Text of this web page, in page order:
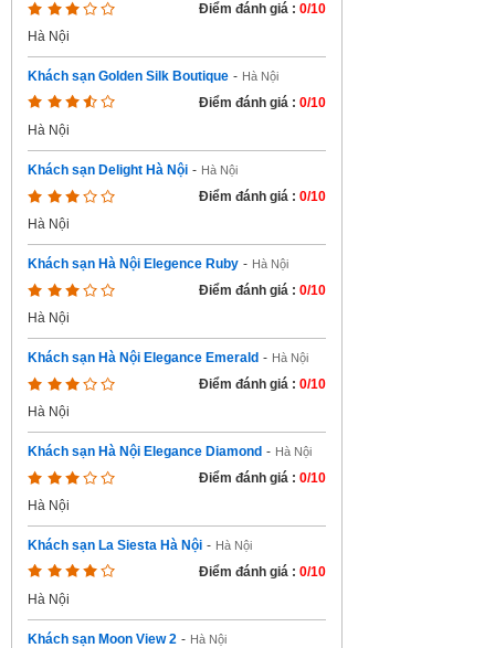
Điểm đánh giá : 0/10
Hà Nội
Khách sạn Golden Silk Boutique - Hà Nội
Điểm đánh giá : 0/10
Hà Nội
Khách sạn Delight Hà Nội - Hà Nội
Điểm đánh giá : 0/10
Hà Nội
Khách sạn Hà Nội Elegence Ruby - Hà Nội
Điểm đánh giá : 0/10
Hà Nội
Khách sạn Hà Nội Elegance Emerald - Hà Nội
Điểm đánh giá : 0/10
Hà Nội
Khách sạn Hà Nội Elegance Diamond - Hà Nội
Điểm đánh giá : 0/10
Hà Nội
Khách sạn La Siesta Hà Nội - Hà Nội
Điểm đánh giá : 0/10
Hà Nội
Khách sạn Moon View 2 - Hà Nội